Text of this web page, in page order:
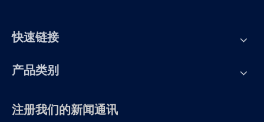
快速链接
产品类别
注册我们的新闻通讯